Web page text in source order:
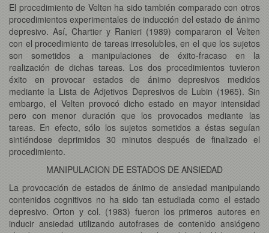
El procedimiento de Velten ha sido también comparado con otros
procedimientos experimentales de inducción del estado de ánimo
depresivo. Así, Chartier y Ranieri (1989) compararon el Velten
con el procedimiento de tareas irresolubles, en el que los sujetos
son sometidos a manipulaciones de éxito-fracaso en la
realización de dichas tareas. Los dos procedimientos tuvieron
éxito en provocar estados de ánimo depresivos medidos
mediante la Lista de Adjetivos Depresivos de Lubin (1965). Sin
embargo, el Velten provocó dicho estado en mayor intensidad
pero con menor duración que los provocados mediante las
tareas. En efecto, sólo los sujetos sometidos a éstas seguían
sintiéndose deprimidos 30 minutos después de finalizado el
procedimiento.
MANIPULACION DE ESTADOS DE ANSIEDAD
La provocación de estados de ánimo de ansiedad manipulando
contenidos cognitivos no ha sido tan estudiada como el estado
depresivo. Orton y col. (1983) fueron los primeros autores en
inducir ansiedad utilizando autofrases de contenido ansiógeno